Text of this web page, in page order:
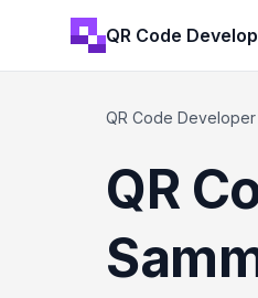
QR Code
QR Code Developer
QR